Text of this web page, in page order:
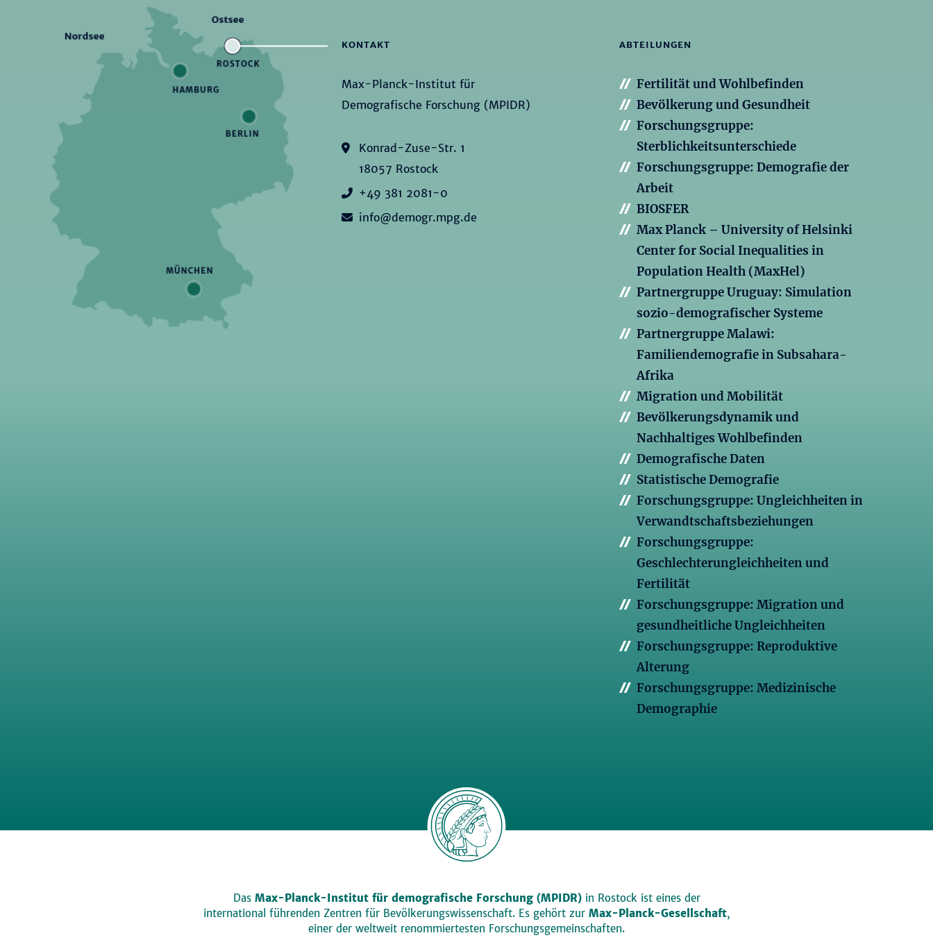
KONTAKT
Max-Planck-Institut für
Demografische Forschung (MPIDR)
Konrad-Zuse-Str. 1
18057 Rostock
+49 381 2081-0
info@demogr.mpg.de
ABTEILUNGEN
Fertilität und Wohlbefinden
Bevölkerung und Gesundheit
Forschungsgruppe:
Sterblichkeitsunterschiede
Forschungsgruppe: Demografie der
Arbeit
BIOSFER
Max Planck – University of Helsinki
Center for Social Inequalities in
Population Health (MaxHel)
Partnergruppe Uruguay: Simulation
sozio-demografischer Systeme
Partnergruppe Malawi:
Familiendemografie in Subsahara-
Afrika
Migration und Mobilität
Bevölkerungsdynamik und
Nachhaltiges Wohlbefinden
Demografische Daten
Statistische Demografie
Forschungsgruppe: Ungleichheiten in
Verwandtschaftsbeziehungen
Forschungsgruppe:
Geschlechterungleichheiten und
Fertilität
Forschungsgruppe: Migration und
gesundheitliche Ungleichheiten
Forschungsgruppe: Reproduktive
Alterung
Forschungsgruppe: Medizinische
Demographie
Das Max-Planck-Institut für demografische Forschung (MPIDR)in Rostock ist eines der
international führenden Zentren für Bevölkerungswissenschaft. Es gehört zur Max-Planck-Gesellschaft,
einer der weltweit renommiertesten Forschungsgemeinschaften.